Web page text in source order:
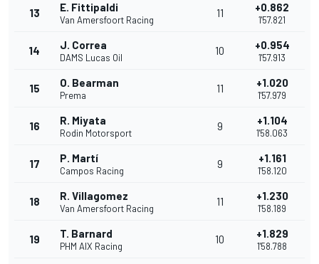
13 E. Fittipaldi
Van Amersfoort Racing
11 +0.862
1'57.821
14 J. Correa
DAMS Lucas Oil
10 +0.954
1'57.913
15 O. Bearman
Prema
11 +1.020
1'57.979
16 R. Miyata
Rodin Motorsport
9 +1.104
1'58.063
17 P. Martí
Campos Racing
9 +1.161
1'58.120
18 R. Villagomez
Van Amersfoort Racing
11 +1.230
1'58.189
19 T. Barnard
PHM AIX Racing
10 +1.829
1'58.788